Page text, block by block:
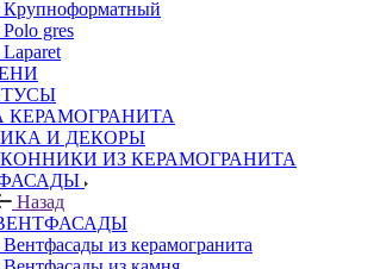
Крупноформатный
gres
Laparet
КЕРАМОГРАНИТА
И ДЕКОРЫ
ИЗ КЕРАМОГРАНИТА
Назад
Вентфасады из керамогранита